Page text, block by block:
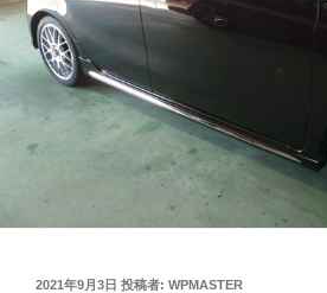
投
2021年9月3日 投稿者: WPMASTER